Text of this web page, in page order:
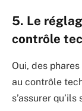
5. Le
contrôle
Oui, des
au contrôle
s’assurer